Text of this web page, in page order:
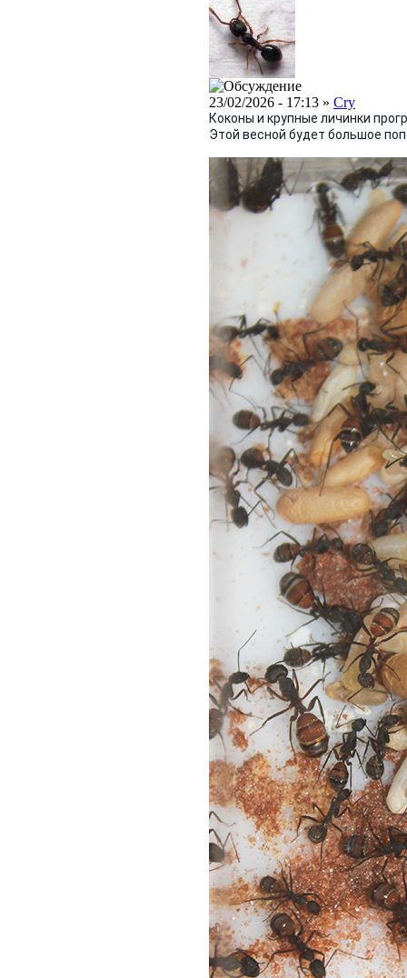
23/02/2026 - 17:13 » Cry
Коконы и крупные личинки
Этой весной будет большое